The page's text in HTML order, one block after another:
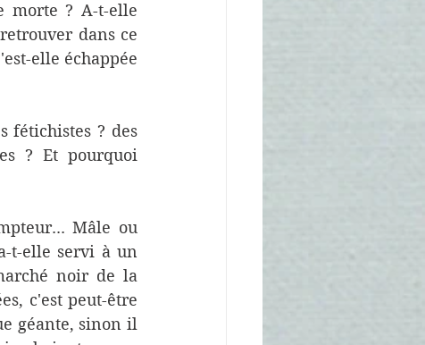
morte ? A-t-elle
dans ce
elle échappée
fétichistes ? des
? Et pourquoi
Mâle ou
t-elle servi à un
noir de la
c'est peut-être
géante, sinon il